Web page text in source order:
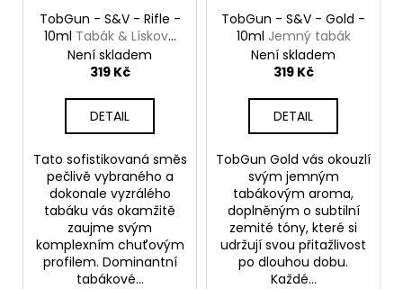
TobGun - S&V - Rifle -
10ml Tabák & Lískový
oříšek
Není skladem
319 Kč
DETAIL
Tato sofistikovaná směs
pečlivě vybraného a
dokonale vyzrálého
tabáku vás okamžitě
zaujme svým
komplexním chuťovým
profilem. Dominantní
tabákové...
TobGun - S&V - Gold -
10ml Jemný tabák
Není skladem
319 Kč
DETAIL
TobGun Gold vás okouzlí
svým jemným
tabákovým aroma,
doplněným o subtilní
zemité tóny, které si
udržují svou přitažlivost
po dlouhou dobu.
Každé...